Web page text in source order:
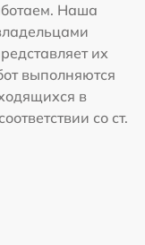
Наша
их
выполняются
в
со ст.